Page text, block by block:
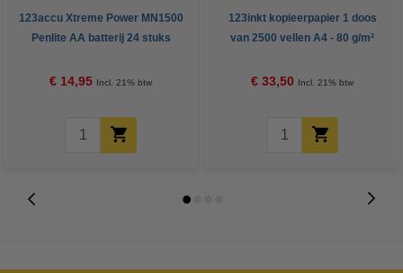
123accu Xtreme Power MN1500
Penlite AA batterij 24 stuks
€ 14,95 Incl. 21% btw
123inkt kopieerpapier 1 doos
van 2500 vellen A4 - 80 g/m²
€ 33,50 Incl. 21% btw